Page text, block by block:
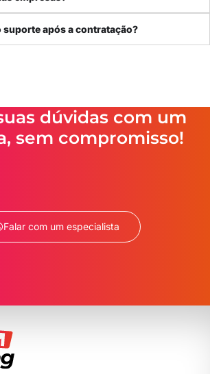
após a contratação?
dúvidas com um
sem compromisso!
Falar com um especialista